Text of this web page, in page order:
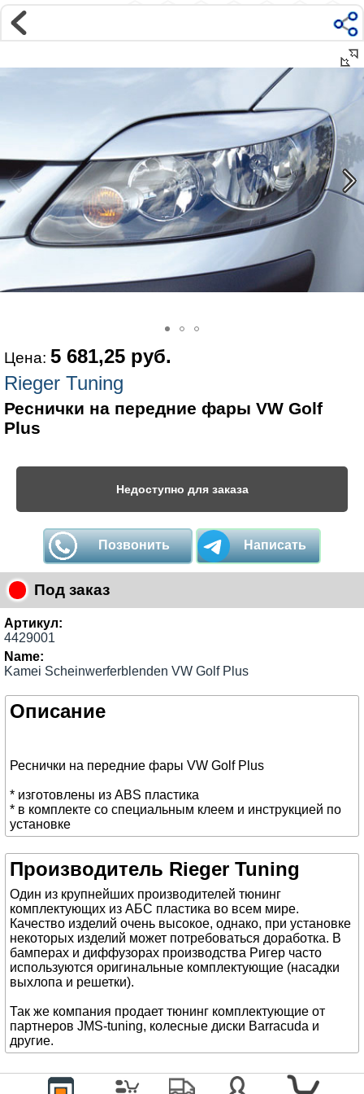
Магазин
Интернет-магазин �...
Цена: 5 681,25 руб.
Rieger Tuning
Реснички на передние фары VW Golf
Plus
Недоступно для заказа
Позвонить Написать
Под заказ
Артикул:
4429001
Name:
Kamei Scheinwerferblenden VW Golf Plus
Описание
Реснички на передние фары VW Golf Plus
* изготовлены из ABS пластика
* в комплекте со специальным клеем и инструкцией по
установке
Производитель Rieger Tuning
Один из крупнейших производителей тюнинг
комплектующих из АБС пластика во всем мире.
Качество изделий очень высокое, однако, при установке
некоторых изделий может потребоваться доработка. В
бамперах и диффузорах производства Ригер часто
используются оригинальные комплектующие (насадки
выхлопа и решетки).
Так же компания продает тюнинг комплектующие от
партнеров JMS-tuning, колесные диски Barracuda и
другие.
Наши контакты:
г. Москва, м.ВДНХ
ул Ярославская д9 к2с5
Маршрут на Авто|Маршрут пешком
Телефон:
+7 985 364 2044
@vonardtuning:vonard.ru
График работы по московскому времени:
Мы в соц сетях: